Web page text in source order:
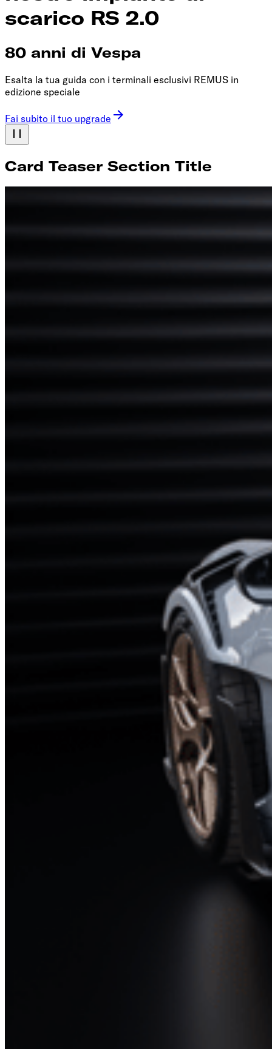
scarico RS 2.0
80 anni di Vespa
Esalta la tua guida con i terminali esclusivi REMUS in
edizione speciale
Fai subito il tuo upgrade
Card Teaser Section Title